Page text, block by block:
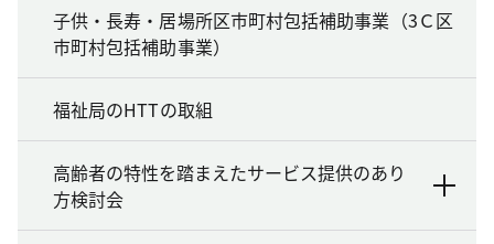
子供・長寿・居場所区市町村包括補助事業（3Ｃ区
市町村包括補助事業）
福祉局のHTTの取組
高齢者の特性を踏まえたサービス提供のあり
方検討会